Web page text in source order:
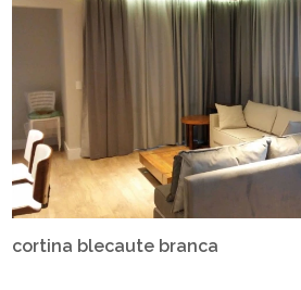
cortina blecaute branca